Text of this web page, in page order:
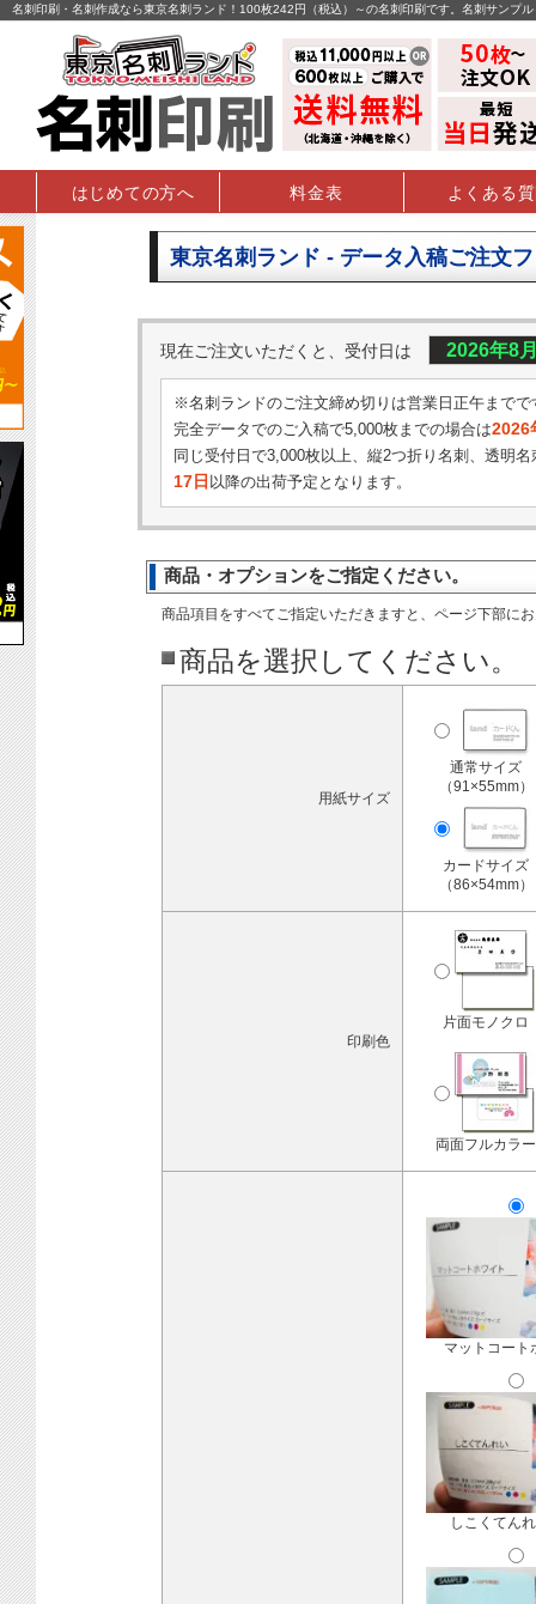
名刺印刷・名刺作成なら東京名刺ランド！100枚242円（税込）～の名刺印刷です。名刺サンプ
はじめての方へ 料金表 よくある
東京名刺ランド - データ入稿ご注文
現在ご注文いただくと、受付日は 2026年8
※名刺ランドのご注文締め切りは営業日正午までで
完全データでのご入稿で5,000枚までの場合は2026
同じ受付日で3,000枚以上、縦2つ折り名刺、透明名
17日 以降の出荷予定となります。
商品・オプションをご指定ください。
商品項目をすべてご指定いただきますと、ページ下部に
商品を選択してください。
用紙サイズ
通常サイズ
（91×55mm）
カードサイズ
（86×54mm）
印刷色
片面モノクロ
両面フルカラー
マットコート
しこくてん